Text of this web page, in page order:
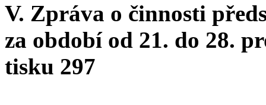
V. Zpráva o činnosti
za období od 21. do 28.
tisku 297